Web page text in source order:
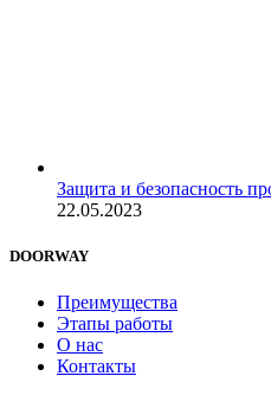
Защита и безопасность
22.05.2023
DOORWAY
Преимущества
Этапы работы
О нас
Контакты